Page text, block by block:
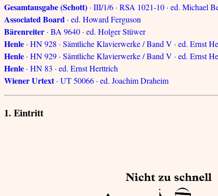
Gesamtausgabe (Schott) · III/1/6 · RSA 1021-10 · ed. Michael
Associated Board · ed. Howard Ferguson
Bärenreiter · BA 9640 · ed. Holger Stüwer
Henle · HN 928 · Sämtliche Klavierwerke / Band V · ed. Ernst
Henle · HN 929 · Sämtliche Klavierwerke / Band V · ed. Ernst
Henle · HN 83 · ed. Ernst Herttrich
Wiener Urtext· UT 50066 · ed. Joachim Draheim
1. Eintritt